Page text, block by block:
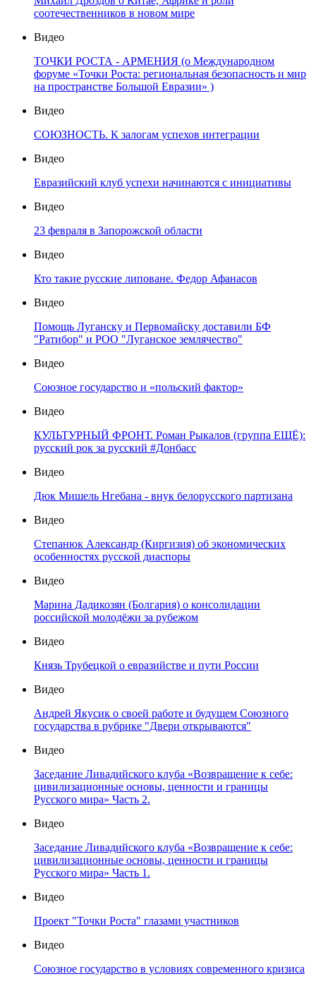
соотечественников в новом мире
Видео
ТОЧКИ РОСТА - АРМЕНИЯ (о Международном
форуме «Точки Роста: региональная безопасность и мир
на пространстве Большой Евразии» )
Видео
СОЮЗНОСТЬ. К залогам успехов интеграции
Видео
Евразийский клуб успехи начинаются с инициативы
Видео
23 февраля в Запорожской области
Видео
Кто такие русские липоване. Федор Афанасов
Видео
Помощь Луганску и Первомайску доставили БФ
"Ратибор" и РОО "Луганское землячество"
Видео
Союзное государство и «польский фактор»
Видео
КУЛЬТУРНЫЙ ФРОНТ. Роман Рыкалов (группа ЕЩЁ):
русский рок за русский #Донбасс
Видео
Дюк Мишель Нгебана - внук белорусского партизана
Видео
Степанюк Александр (Киргизия) об экономических
особенностях русской диаспоры
Видео
Марина Дадикозян (Болгария) о консолидации
российской молодёжи за рубежом
Видео
Князь Трубецкой о евразийстве и пути России
Видео
Андрей Якусик о своей работе и будущем Союзного
государства в рубрике "Двери открываются"
Видео
Заседание Ливадийского клуба «Возвращение к себе:
цивилизационные основы, ценности и границы
Русского мира» Часть 2.
Видео
Заседание Ливадийского клуба «Возвращение к себе:
цивилизационные основы, ценности и границы
Русского мира» Часть 1.
Видео
Проект "Точки Роста" глазами участников
Видео
Союзное государство в условиях современного кризиса